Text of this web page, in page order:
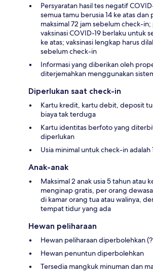
Persyaratan hasil tes negatif
semua tamu berusia 14 ke atas
maksimal 72 jam sebelum check-
vaksinasi COVID-19 berlaku untuk
ke atas; vaksinasi lengkap harus
sebelum check-in
Informasi yang diberikan oleh
diterjemahkan menggunakan
Diperlukan saat check-in
Kartu kredit, kartu debit, deposit
biaya tak terduga
Kartu identitas berfoto yang
diperlukan
Usia minimal untuk check-in adalah
Anak-anak
Maksimal 2 anak usia 5 tahun atau
menginap gratis, per orang
di kamar orang tua atau walinya,
tempat tidur yang ada
Hewan peliharaan
Hewan peliharaan diperbolehkan
Hewan penuntun diperbolehkan
Tersedia mangkuk minuman dan